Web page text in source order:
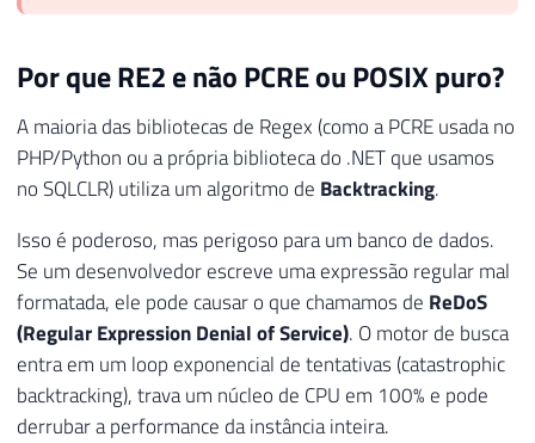
Por que RE2 e não PCRE ou POSIX puro?
A maioria das bibliotecas de Regex (como a PCRE usada no
PHP/Python ou a própria biblioteca do .NET que usamos
no SQLCLR) utiliza um algoritmo de Backtracking.
Isso é poderoso, mas perigoso para um banco de dados.
Se um desenvolvedor escreve uma expressão regular mal
formatada, ele pode causar o que chamamos de ReDoS
(Regular Expression Denial of Service). O motor de busca
entra em um loop exponencial de tentativas (catastrophic
backtracking), trava um núcleo de CPU em 100% e pode
derrubar a performance da instância inteira.